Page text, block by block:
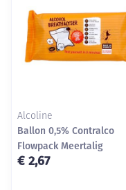
Alcoline
Ballon 0,5% Contralco
Flowpack Meertalig
€ 2,67